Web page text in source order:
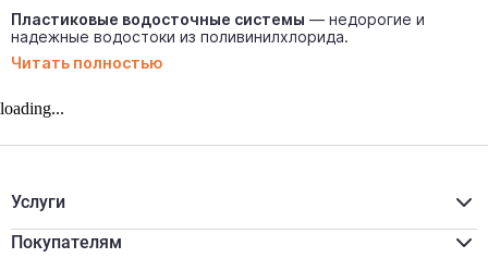
Пластиковые водосточные системы — недорогие и
надежные водостоки из поливинилхлорида.
Читать полностью
loading...
Услуги
Доставка
Покупателям